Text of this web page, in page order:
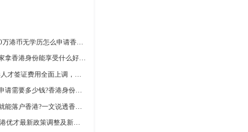
内地企业家拿香港身份能享受什么好处?哪种申请途径更适合企业家?